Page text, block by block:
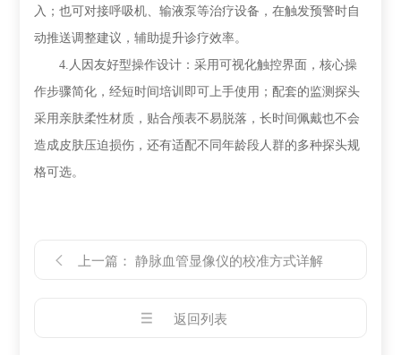
入；也可对接呼吸机、输液泵等治疗设备，在触发预警时自
动推送调整建议，辅助提升诊疗效率。
4.人因友好型操作设计：采用可视化触控界面，核心操
作步骤简化，经短时间培训即可上手使用；配套的监测探头
采用亲肤柔性材质，贴合颅表不易脱落，长时间佩戴也不会
造成皮肤压迫损伤，还有适配不同年龄段人群的多种探头规
格可选。
上一篇： 静脉血管显像仪的校准方式详解
返回列表